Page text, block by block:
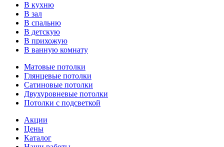
В кухню
В зал
В спальню
В детскую
В прихожую
В ванную комнату
Матовые потолки
Глянцевые потолки
Сатиновые потолки
Двухуровневые потолки
Потолки с подсветкой
Акции
Цены
Каталог